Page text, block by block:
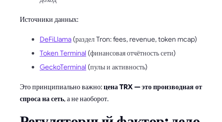
Источники данных:
DeFiLlama (раздел Tron: fees, revenue, token mcap)
Token Terminal (финансовая отчётность сети)
GeckoTerminal (пулы и активность)
Это принципиально важно:цена TRX — это производная от
спроса на сеть, а не наоборот.